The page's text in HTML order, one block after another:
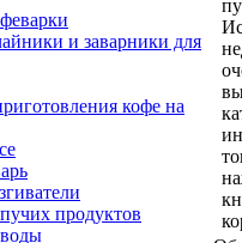
и заварники для
кофе на
продуктов